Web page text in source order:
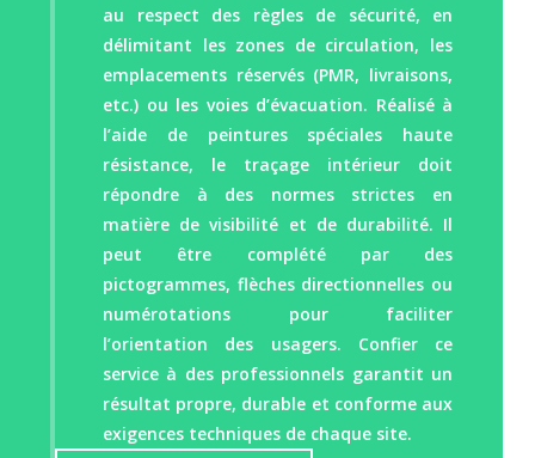
au respect des règles de sécurité, en
délimitant les zones de circulation, les
emplacements réservés (PMR, livraisons,
etc.) ou les voies d’évacuation. Réalisé à
l’aide de peintures spéciales haute
résistance, le traçage intérieur doit
répondre à des normes strictes en
matière de visibilité et de durabilité. Il
peut être complété par des
pictogrammes, flèches directionnelles ou
numérotations pour faciliter
l’orientation des usagers. Confier ce
service à des professionnels garantit un
résultat propre, durable et conforme aux
exigences techniques de chaque site.